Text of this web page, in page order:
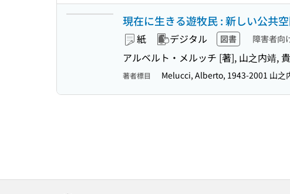
現在に生きる遊牧民 : 新しい公共
紙 デジタル 図書 障害者向
アルベルト・メルッチ [著], 山之内靖,
著者標目 Melucci, Alberto, 1943-2001 山之